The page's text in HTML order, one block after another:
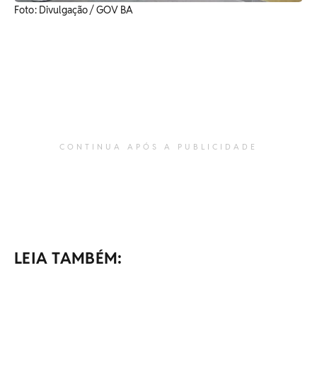
Foto: Divulgação / GOV BA
CONTINUA APÓS A PUBLICIDADE
LEIA TAMBÉM: